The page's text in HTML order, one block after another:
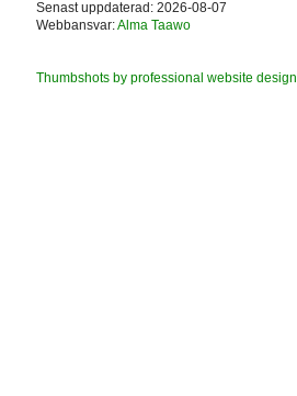
Senast uppdaterad: 2026-08-07
Webbansvar:Alma Taawo
Thumbshots by professional website design